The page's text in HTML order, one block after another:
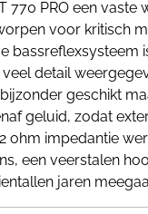
770 PRO een
voor kritisch
detail
geschikt
geluid, zodat
ohm impedantie
een veerstalen
jaren